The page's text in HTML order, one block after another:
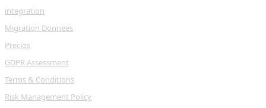
integration
Migration Donnees
Precios
GDPR Assessment
Terms & Conditions
Risk Management Policy